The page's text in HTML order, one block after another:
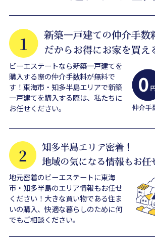
ビーエステートなら新築一戸建てを
購入する際の仲介手数料が無料で
す！東海市・知多半島エリアで新築
一戸建てを購入する際は、私たちに
お任せください。
地元密着のビーエステートに東海
市・知多半島のエリア情報もお任せ
ください！大きな買い物である住ま
いの購入、快適な暮らしのために何
でもご相談ください。